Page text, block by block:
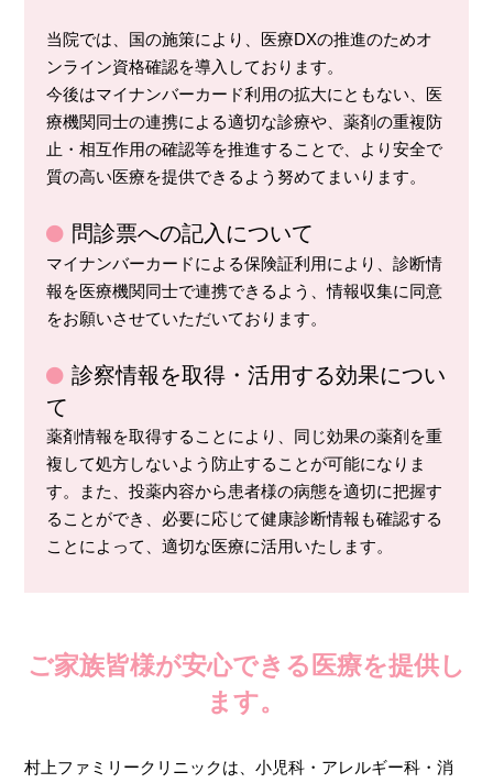
当院では、国の施策により、医療DXの推進のためオ
ンライン資格確認を導入しております。
今後はマイナンバーカード利用の拡大にともない、医
療機関同士の連携による適切な診療や、薬剤の重複防
止・相互作用の確認等を推進することで、より安全で
質の高い医療を提供できるよう努めてまいります。
問診票への記入について
マイナンバーカードによる保険証利用により、診断情
報を医療機関同士で連携できるよう、情報収集に同意
をお願いさせていただいております。
診察情報を取得・活用する効果につい
て
薬剤情報を取得することにより、同じ効果の薬剤を重
複して処方しないよう防止することが可能になりま
す。また、投薬内容から患者様の病態を適切に把握す
ることができ、必要に応じて健康診断情報も確認する
ことによって、適切な医療に活用いたします。
ご家族皆様が安心できる医療を提供し
ます。
村上ファミリークリニックは、小児科・アレルギー科・消